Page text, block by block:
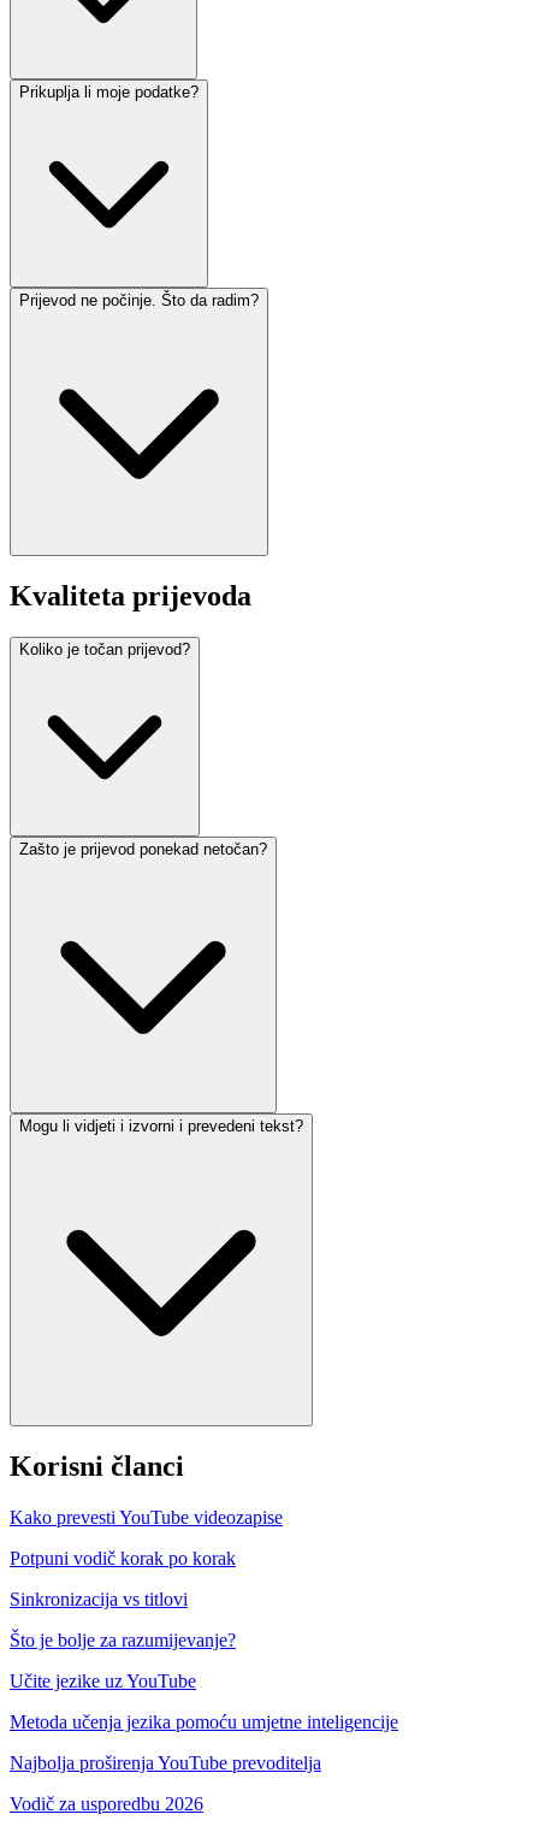
Prikuplja li moje podatke?
Prijevod ne počinje. Što da radim?
Kvaliteta prijevoda
Koliko je točan prijevod?
Zašto je prijevod ponekad netočan?
Mogu li vidjeti i izvorni i prevedeni tekst?
Korisni članci
Kako prevesti YouTube videozapise
Potpuni vodič korak po korak
Sinkronizacija vs titlovi
Što je bolje za razumijevanje?
Učite jezike uz YouTube
Metoda učenja jezika pomoću umjetne inteligencije
Najbolja proširenja YouTube prevoditelja
Vodič za usporedbu 2026